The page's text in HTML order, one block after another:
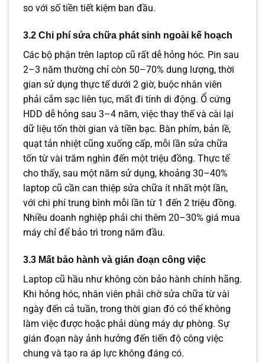
so với số tiền tiết kiệm ban đầu.
3.2 Chi phí sửa chữa phát sinh ngoài kế hoạch
Các bộ phận trên laptop cũ rất dễ hỏng hóc. Pin sau
2–3 năm thường chỉ còn 50–70% dung lượng, thời
gian sử dụng thực tế dưới 2 giờ, buộc nhân viên
phải cắm sạc liên tục, mất đi tính di động. Ổ cứng
HDD dễ hỏng sau 3–4 năm, việc thay thế và cài lại
dữ liệu tốn thời gian và tiền bạc. Bàn phím, bản lề,
quạt tản nhiệt cũng xuống cấp, mỗi lần sửa chữa
tốn từ vài trăm nghìn đến một triệu đồng. Thực tế
cho thấy, sau một năm sử dụng, khoảng 30–40%
laptop cũ cần can thiệp sửa chữa ít nhất một lần,
với chi phí trung bình mỗi lần từ 1 đến 2 triệu đồng.
Nhiều doanh nghiệp phải chi thêm 20–30% giá mua
máy chỉ để bảo trì trong năm đầu.
3.3 Mất bảo hành và gián đoạn công việc
Laptop cũ hầu như không còn bảo hành chính hãng.
Khi hỏng hóc, nhân viên phải chờ sửa chữa từ vài
ngày đến cả tuần, trong thời gian đó có thể không
làm việc được hoặc phải dùng máy dự phòng. Sự
gián đoạn này ảnh hưởng đến tiến độ công việc
chung và tạo ra áp lực không đáng có.